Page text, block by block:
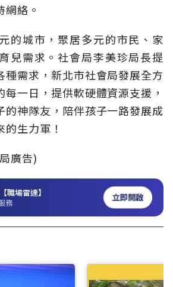
絡。
的城市，聚居多元的市民、家
兒需求。社會局李美珍局長提
種需求，新北市社會局發展全方
一日，提供軟硬體資源支援，
的神隊友，陪伴孩子一路發展成
生力軍！
廣告)
職場雷達】
務 立即開啟